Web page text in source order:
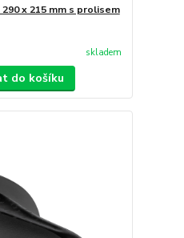
x 215 mm s prolisem
skladem
do košíku